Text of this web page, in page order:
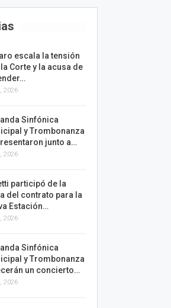
escala la tensión
Corte y la acusa de
2026
Sinfónica
y Trombonanza
junto a…
2026
participó de la
del contrato para la
Estación…
2026
Sinfónica
y Trombonanza
un concierto…
2026